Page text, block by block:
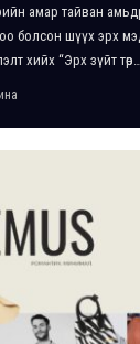
амар тайван
болсон шүүх эрх
хийх “Эрх зүйт төр…